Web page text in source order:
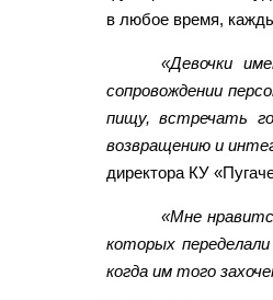
в любое время,
«Девочки
сопровождении
пищу, встречать
возвращению и
директора КУ
«Мне
которых
когда им того